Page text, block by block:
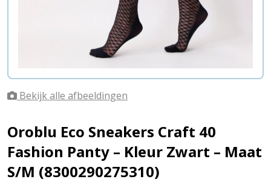
Bekijk alle afbeeldingen
Oroblu Eco Sneakers Craft 40
Fashion Panty – Kleur Zwart – Maat
S/M (8300290275310)